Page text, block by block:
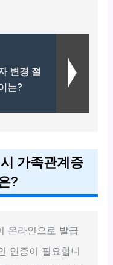
변경 절
는?
가족관계증
?
온라인으로 발급
인증이 필요합니